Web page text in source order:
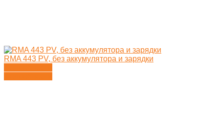
RMA 443 PV, без аккумулятора и зарядки